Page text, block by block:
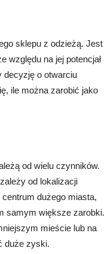
sklepu z odzieżą. Jest
względu na jej potencjał
decyzję o otwarciu
ile można zarobić jako
od wielu czynników.
od lokalizacji
dużego miasta,
samym większe zarobki.
mieście lub na
duże zyski.